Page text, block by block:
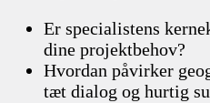
Er specialistens
dine projektbehov?
Hvordan påvirker
tæt dialog og hurtig